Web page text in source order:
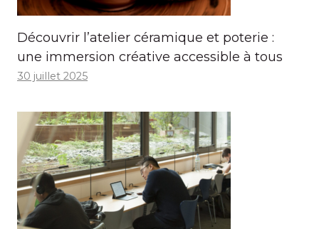
Découvrir l’atelier céramique et poterie :
une immersion créative accessible à tous
30 juillet 2025